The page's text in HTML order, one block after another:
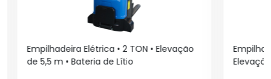
Empilhadeira Elétrica • 2 TON • Elevação
de 5,5 m • Bateria de Lítio